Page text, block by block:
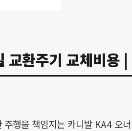
환주기 교체비용
행을 책임지는 카니발 KA4 오